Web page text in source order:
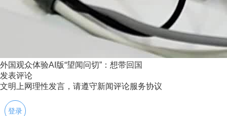
外国观众体验AI版“望闻问切”：想带回国
发表评论
文明上网理性发言，请遵守新闻评论服务协议
登录